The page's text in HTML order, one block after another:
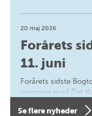
20 maj 2026
Forårets
11. juni
Forårets sidste
sammen med Det
forfatterne bag
Se flere nyheder